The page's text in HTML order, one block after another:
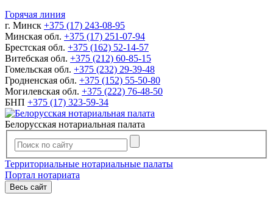
Горячая линия
г. Минск +375 (17) 243-08-95
Минская обл. +375 (17) 251-07-94
Брестская обл. +375 (162) 52-14-57
Витебская обл. +375 (212) 60-85-15
Гомельская обл. +375 (232) 29-39-48
Гродненская обл. +375 (152) 55-50-80
Могилевская обл. +375 (222) 76-48-50
БНП +375 (17) 323-59-34
Белорусская нотариальная палата
Территориальные нотариальные палаты
Портал нотариата
Весь сайт